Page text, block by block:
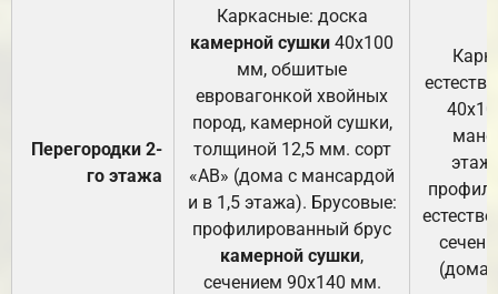
Перегородки 2-
го этажа
Каркасные: доска
камерной сушки 40х100
мм, обшитые
евровагонкой хвойных
пород, камерной сушки,
толщиной 12,5 мм. сорт
«АВ» (дома с мансардой
и в 1,5 этажа). Брусовые:
профилированный брус
камерной сушки,
сечением 90х140 мм.
(дома